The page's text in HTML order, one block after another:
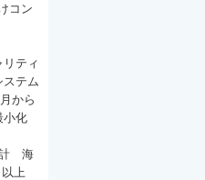
コン
ティ
ステム
から
化
計 海
以上